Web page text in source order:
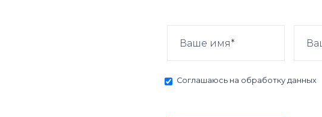
Соглашаюсь на обработку данных